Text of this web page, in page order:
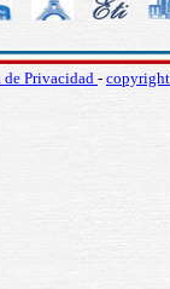
Privacidad- copyright